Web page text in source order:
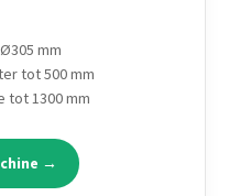
mm
tot 500 mm
tot 1300 mm
→